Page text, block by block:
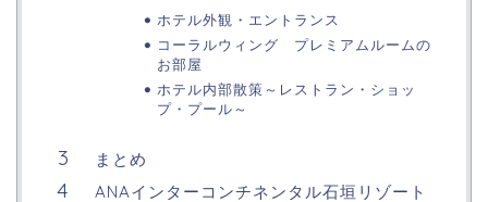
ホテル外観・エントランス
コーラルウィング プレミアムルームの
お部屋
ホテル内部散策～レストラン・ショッ
プ・プール～
まとめ
ANAインターコンチネンタル石垣リゾート